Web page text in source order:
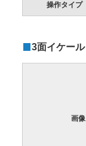
操作タイプ
3面イケール
画像